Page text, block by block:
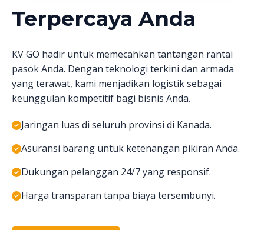
Terpercaya Anda
KV GO hadir untuk memecahkan tantangan rantai
pasok Anda. Dengan teknologi terkini dan armada
yang terawat, kami menjadikan logistik sebagai
keunggulan kompetitif bagi bisnis Anda.
Jaringan luas di seluruh provinsi di Kanada.
Asuransi barang untuk ketenangan pikiran Anda.
Dukungan pelanggan 24/7 yang responsif.
Harga transparan tanpa biaya tersembunyi.